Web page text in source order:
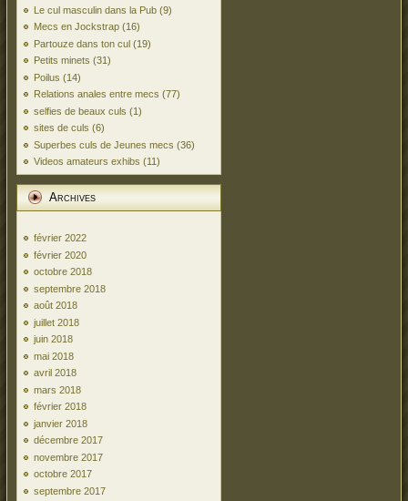
Le cul masculin dans la Pub (9)
Mecs en Jockstrap (16)
Partouze dans ton cul (19)
Petits minets (31)
Poilus (14)
Relations anales entre mecs (77)
selfies de beaux culs (1)
sites de culs (6)
Superbes culs de Jeunes mecs (36)
Videos amateurs exhibs (11)
Archives
février 2022
février 2020
octobre 2018
septembre 2018
août 2018
juillet 2018
juin 2018
mai 2018
avril 2018
mars 2018
février 2018
janvier 2018
décembre 2017
novembre 2017
octobre 2017
septembre 2017